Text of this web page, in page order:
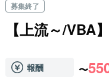
募集終了
【上流～/VBA
報酬 〜